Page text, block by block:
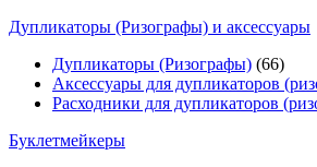
Дупликаторы (Ризографы) и аксессуары
Дупликаторы (Ризографы) (66)
Аксессуары для дупликаторов
Расходники для дупликаторов
Буклетмейкеры